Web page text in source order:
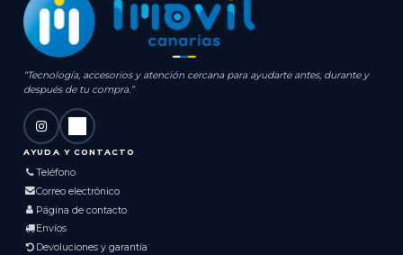
“Tecnología, accesorios y atención cercana para ayudarte antes, durante y
después de tu compra.”
AYUDA Y CONTACTO
Teléfono
Correo electrónico
Página de contacto
Envíos
Devoluciones y garantía